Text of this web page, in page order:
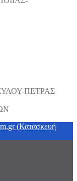
ΠΕΤΡΑΣ
(Κατασκευή